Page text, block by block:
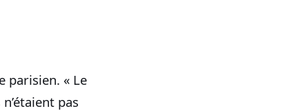
parisien. « Le
pas